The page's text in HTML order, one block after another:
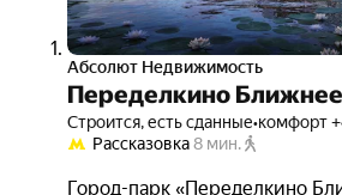
Абсолют Недвижимость
Переделкино Ближнее
Строится, есть сданные•комфорт +
Рассказовка8 мин.
Город-парк «Переделкино